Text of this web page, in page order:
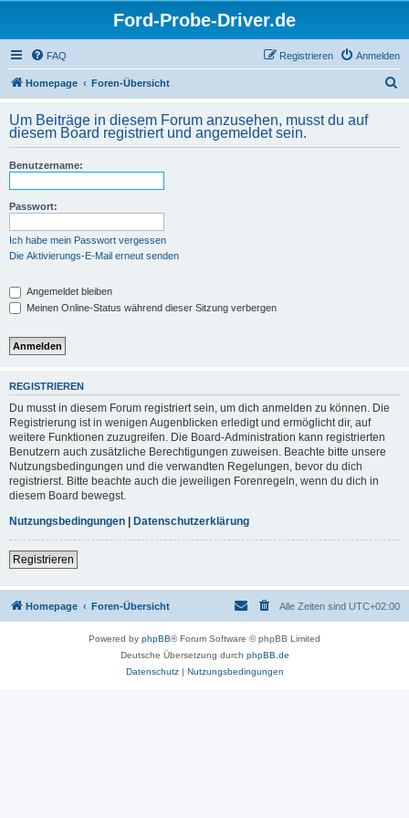
Ford-Probe-Driver.de
FAQ Anmelden
Registrieren
Homepage Foren-Übersicht
h
Um Beiträge in diesem Forum anzusehen, musst du auf
diesem Board registriert und angemeldet sein.
Benutzername:
Passwort:
Ich habe mein Passwort vergessen
Die Aktivierungs-E-Mail erneut senden
Angemeldet bleiben
Meinen Online-Status während dieser Sitzung verbergen
REGISTRIEREN
Du musst in diesem Forum registriert sein, um dich anmelden zu können. Die
Registrierung ist in wenigen Augenblicken erledigt und ermöglicht dir, auf
weitere Funktionen zuzugreifen. Die Board-Administration kann registrierten
Benutzern auch zusätzliche Berechtigungen zuweisen. Beachte bitte unsere
Nutzungsbedingungen und die verwandten Regelungen, bevor du dich
registrierst. Bitte beachte auch die jeweiligen Forenregeln, wenn du dich in
diesem Board bewegst.
Nutzungsbedingungen | Datenschutzerklärung
Registrieren
Homepage Foren-Übersicht Alle Zeiten sind UTC+02:00
Powered by phpBB® Forum Software © phpBB Limited
Deutsche Übersetzung durch phpBB.de
Datenschutz| Nutzungsbedingungen